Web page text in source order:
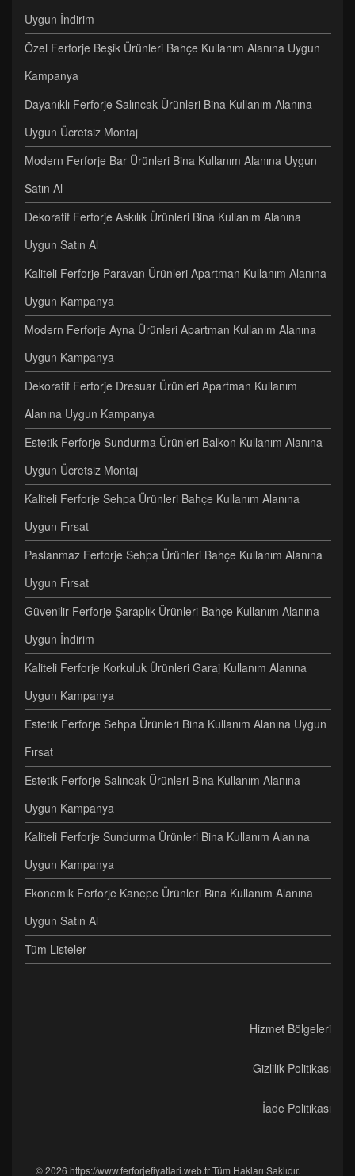
Uygun İndirim
Özel Ferforje Beşik Ürünleri Bahçe Kullanım Alanına Uygun
Kampanya
Dayanıklı Ferforje Salıncak Ürünleri Bina Kullanım Alanına
Uygun Ücretsiz Montaj
Modern Ferforje Bar Ürünleri Bina Kullanım Alanına Uygun
Satın Al
Dekoratif Ferforje Askılık Ürünleri Bina Kullanım Alanına
Uygun Satın Al
Kaliteli Ferforje Paravan Ürünleri Apartman Kullanım Alanına
Uygun Kampanya
Modern Ferforje Ayna Ürünleri Apartman Kullanım Alanına
Uygun Kampanya
Dekoratif Ferforje Dresuar Ürünleri Apartman Kullanım
Alanına Uygun Kampanya
Estetik Ferforje Sundurma Ürünleri Balkon Kullanım Alanına
Uygun Ücretsiz Montaj
Kaliteli Ferforje Sehpa Ürünleri Bahçe Kullanım Alanına
Uygun Fırsat
Paslanmaz Ferforje Sehpa Ürünleri Bahçe Kullanım Alanına
Uygun Fırsat
Güvenilir Ferforje Şaraplık Ürünleri Bahçe Kullanım Alanına
Uygun İndirim
Kaliteli Ferforje Korkuluk Ürünleri Garaj Kullanım Alanına
Uygun Kampanya
Estetik Ferforje Sehpa Ürünleri Bina Kullanım Alanına Uygun
Fırsat
Estetik Ferforje Salıncak Ürünleri Bina Kullanım Alanına
Uygun Kampanya
Kaliteli Ferforje Sundurma Ürünleri Bina Kullanım Alanına
Uygun Kampanya
Ekonomik Ferforje Kanepe Ürünleri Bina Kullanım Alanına
Uygun Satın Al
Tüm Listeler
Hizmet Bölgeleri
Gizlilik Politikası
İade Politikası
© 2026 https://www.ferforjefiyatlari.web.tr Tüm Hakları Saklıdır.